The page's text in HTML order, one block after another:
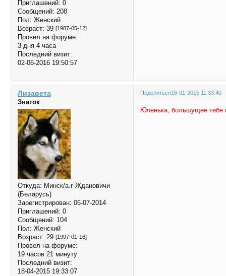
Приглашений: 0
Сообщений: 208
Пол: Женский
Возраст: 39 [1987-05-12]
Провел на форуме:
3 дня 4 часа
Последний визит:
02-06-2016 19:50:57
Поделиться16-01-2015 11:33:40
Лизавета
Знаток
Откуда: Минск/а.г Ждановичи
(Беларусь)
Зарегистрирован: 06-07-2014
Приглашений: 0
Сообщений: 104
Пол: Женский
Возраст: 29 [1997-01-16]
Провел на форуме:
19 часов 21 минуту
Последний визит:
18-04-2015 19:33:07
Юленька, большущее тебе